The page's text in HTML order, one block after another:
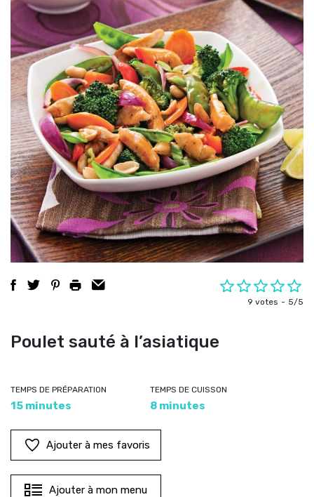
9 votes 5/5
Poulet sauté à l’asiatique
TEMPS DE PRÉPARATION
15 minutes
TEMPS DE CUISSON
8 minutes
Ajouter à mes favoris
Ajouter à mon menu